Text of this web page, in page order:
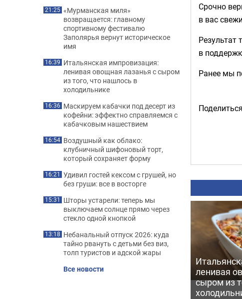
Срочно
в вас
Результат
в
Ранее мы
ленивая
сыром из
21:25 «Мурманская миля»
возвращается: главному
спортивному фестивалю
Заполярья вернут историческое
имя
16:39 Итальянская импровизация:
ленивая овощная лазанья с сыром
из того, что нашлось в
холодильнике
16:36 Маскируем кабачки под десерт из
кофейни: эффектно справляемся с
кабачковым нашествием
16:54 Воздушный как облако:
клубничный шифоновый торт,
который сохраняет форму
16:21 Удивил гостей кексом с грушей, но
без груши: все в восторге
15:31 Шторы устарели: теперь мы
выключаем солнце прямо через
стекло одной кнопкой
13:18 Небанальный отпуск 2026: куда
тайно рвануть с детьми без виз,
толп туристов и адской жары
Все новости